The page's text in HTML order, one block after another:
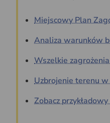
Miejscowy Plan
Analiza warunków
Wszelkie
Uzbrojenie terenu
Zobacz